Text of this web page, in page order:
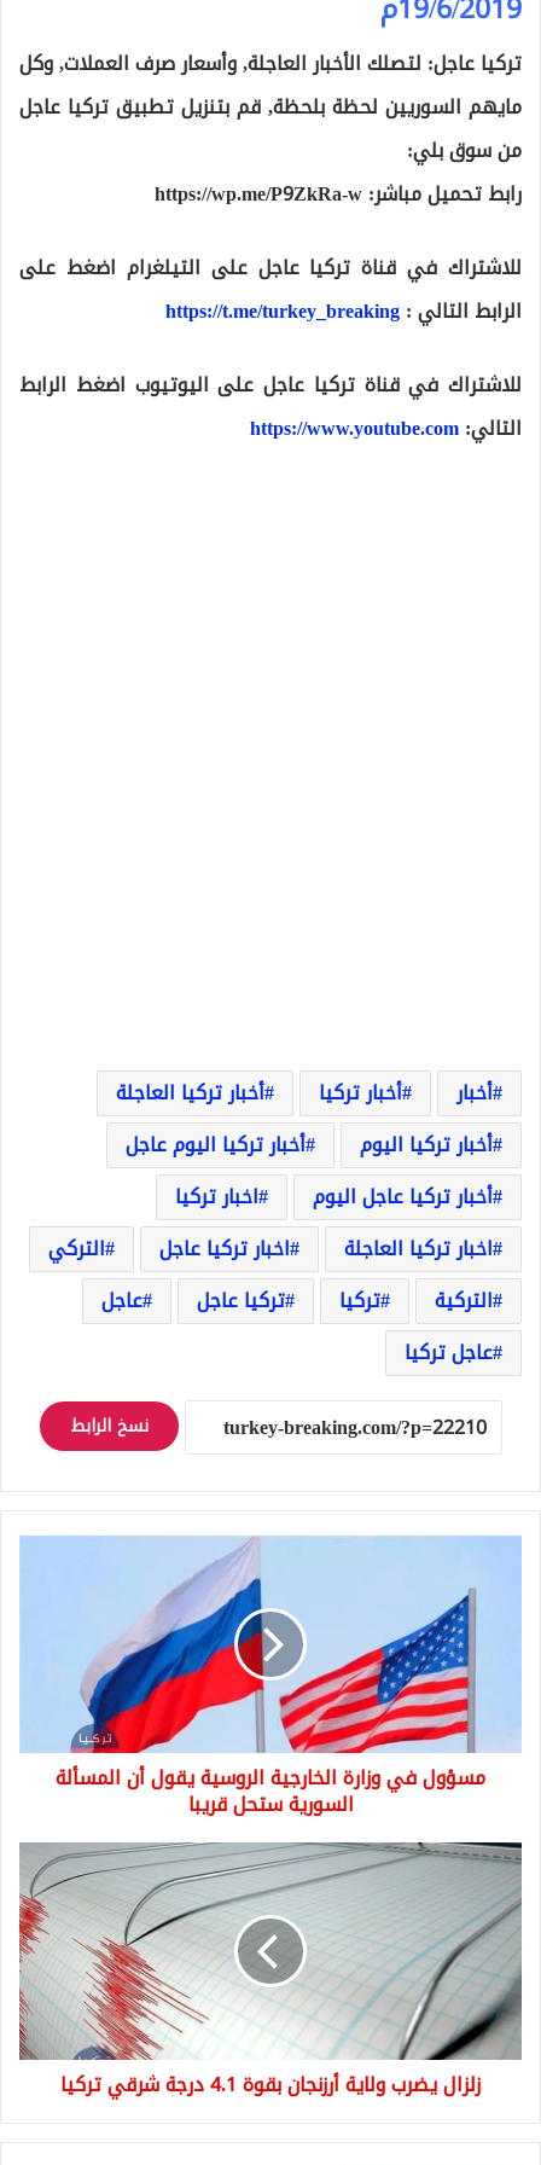
تركيا عاجل: لتصلك الأخبار العاجلة, وأسعار صرف العملات, وكل
مايهم السوريين لحظة بلحظة, قم بتنزيل تطبيق تركيا عاجل
من سوق بلي:
رابط تحميل مباشر:https://wp.me/P9ZkRa-w
للاشتراك في قناة تركيا عاجل على التيلغرام اضغط على
الرابط التالي :https://t.me/turkey_breaking
للاشتراك في قناة تركيا عاجل على اليوتيوب اضغط الرابط
التالي:https://www.youtube.com
أخبار أخبار تركيا
أخبار تركيا العاجلة
أخبار تركيا اليوم
أخبار تركيا اليوم عاجل
أخبار تركيا عاجل اليوم
اخبار تركيا
اخبار تركيا العاجلة
اخبار تركيا عاجل
التركي
التركية
تركيا تركيا عاجل
عاجل
عاجل تركيا
نسخ الرابط
السورية
ستحلمسؤول في وزارة الخارجية الروسية يقول أن المسألة
السورية ستحل قريبا
زلزال
يضرب
ولاية
أرزنجان
بقوة
4.1
درجة
شرقي
تركيا
زلزال يضرب ولاية أرزنجان بقوة 4.1 درجة شرقي تركيا